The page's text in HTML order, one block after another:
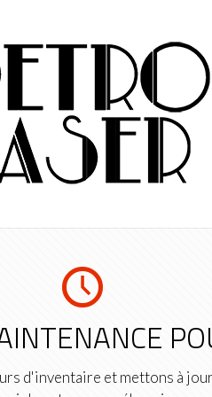
d'inventaire et mettons à